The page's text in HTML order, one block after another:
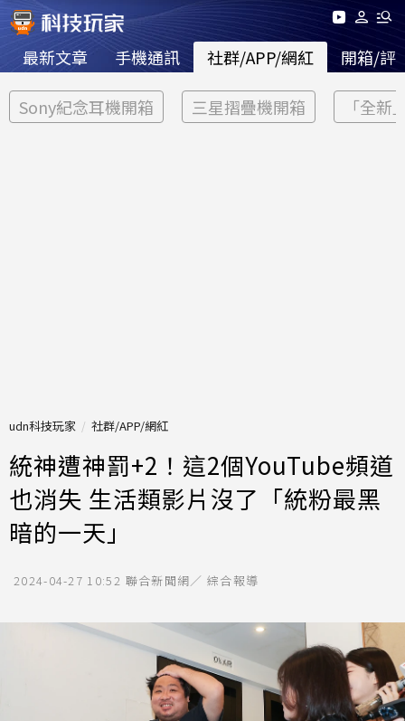
最新文章 手機通訊 社群/APP/網紅 開箱/評
Sony紀念耳機開箱 三星摺疊機開箱 「全新
udn科技玩家 社群/APP/網紅
統神遭神罰+2！這2個YouTube頻道
也消失 生活類影片沒了「統粉最黑
暗的一天」
2024-04-27 10:52 聯合新聞網／ 綜合報導